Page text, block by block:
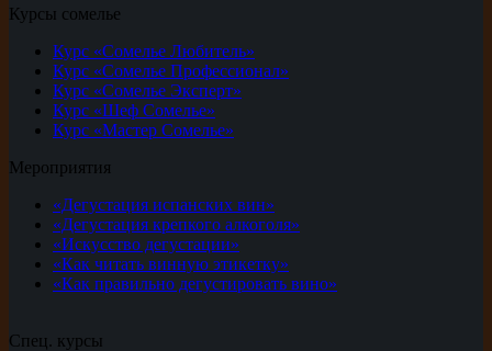
Курсы сомелье
Курс «Сомелье Любитель»
Курс «Сомелье Профессионал»
Курс «Сомелье Эксперт»
Курс «Шеф Сомелье»
Курс «Мастер Сомелье»
Мероприятия
«Дегустация испанских вин»
«Дегустация крепкого алкоголя»
«Искусство дегустации»
«Как читать винную этикетку»
«Как правильно дегустировать вино»
Спец. курсы